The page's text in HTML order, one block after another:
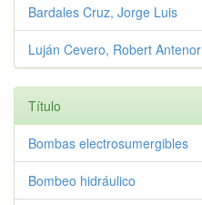
Bardales Cruz, Jorge Luis
Luján Cevero, Robert Antenor
Título
Bombas electrosumergibles
Bombeo hidráulico